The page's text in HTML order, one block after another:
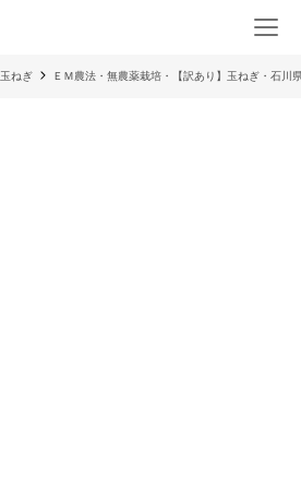
玉ねぎ ＥＭ農法・無農薬栽培・【訳あり】玉ねぎ・石川